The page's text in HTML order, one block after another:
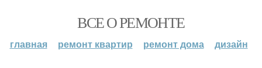
ВСЕ О РЕМОНТЕ
главная ремонт квартир ремонт дома дизайн